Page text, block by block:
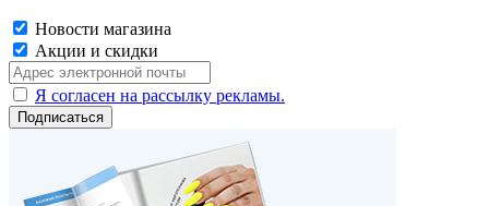
Новости магазина
Акции и скидки
Я согласен на рассылку рекламы.